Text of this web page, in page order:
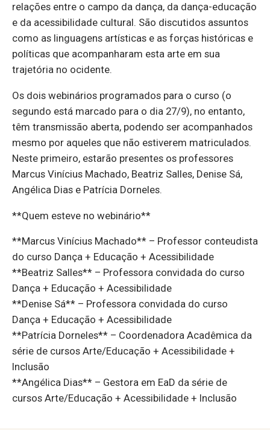
relações entre o campo da dança, da dança-educação
e da acessibilidade cultural. São discutidos assuntos
como as linguagens artísticas e as forças históricas e
políticas que acompanharam esta arte em sua
trajetória no ocidente.
Os dois webinários programados para o curso (o
segundo está marcado para o dia 27/9), no entanto,
têm transmissão aberta, podendo ser acompanhados
mesmo por aqueles que não estiverem matriculados.
Neste primeiro, estarão presentes os professores
Marcus Vinícius Machado, Beatriz Salles, Denise Sá,
Angélica Dias e Patrícia Dorneles.
**Quem esteve no webinário**
**Marcus Vinícius Machado** – Professor conteudista
do curso Dança + Educação + Acessibilidade
**Beatriz Salles** – Professora convidada do curso
Dança + Educação + Acessibilidade
**Denise Sá** – Professora convidada do curso
Dança + Educação + Acessibilidade
**Patrícia Dorneles** – Coordenadora Acadêmica da
série de cursos Arte/Educação + Acessibilidade +
Inclusão
**Angélica Dias** – Gestora em EaD da série de
cursos Arte/Educação + Acessibilidade + Inclusão